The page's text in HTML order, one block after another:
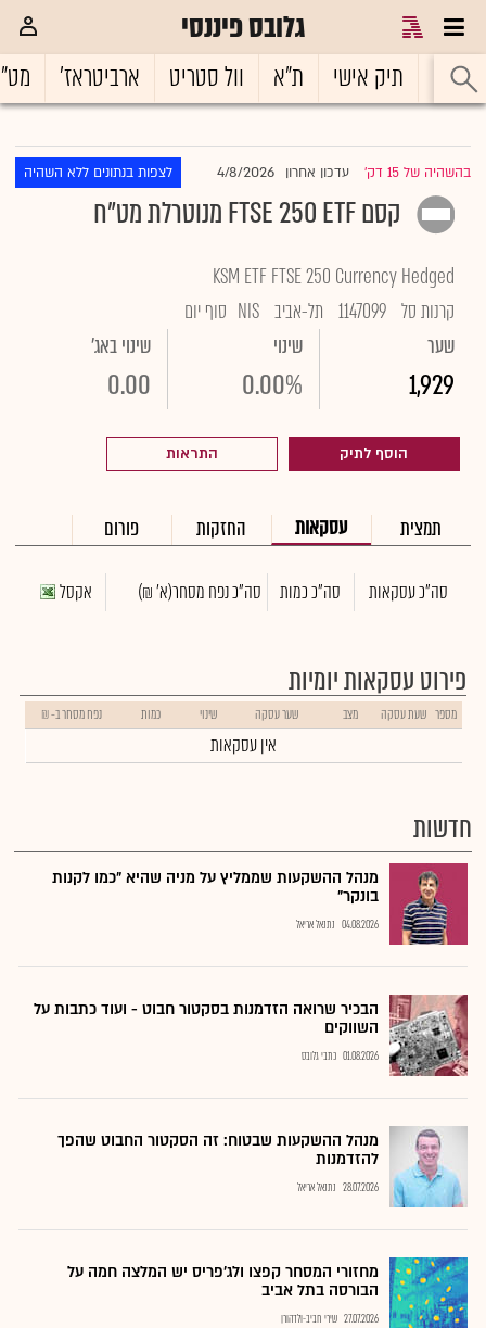
גלובס פיננסי
ראשי תיק אישי ת"א וול סטריט ארביטראז'
בהשהיה של 15 דק' |עדכון אחרון 4/8/2026 לצפות בנתונים ללא השהיה
קסם FTSE 250 ETF מנוטרלת מט"ח
KSM ETF FTSE 250 Currency Hedged
קרנות סל 1147099 תל-אביב NIS סוף יום
שער
1,929
שינוי
0.00%
שינוי באג'
0.00
הוסף לתיק התראות
תמצית עסקאות החזקות פורום
סה"כ עסקאות סה"כ כמות סה"כ נפח מסחר(א' ₪) אקסל
פירוט עסקאות יומיות
מספר שעת עסקה מצב שער עסקה שינוי כמות נפח מסחר ב- ₪
אין עסקאות
חדשות
מנהל ההשקעות שממליץ על מניה שהיא "כמו לקנות
בונקר"
04.08.2026 נתנאל אריאל
הבכיר שרואה הזדמנות בסקטור חבוט - ועוד כתבות על
השווקים
01.08.2026 כתבי גלובס
מנהל ההשקעות שבטוח: זה הסקטור החבוט שהפך
להזדמנות
28.07.2026 נתנאל אריאל
מחזורי המסחר קפצו ולג'פריס יש המלצה חמה על
הבורסה בתל אביב
27.07.2026 שירי חביב-ולדהורן